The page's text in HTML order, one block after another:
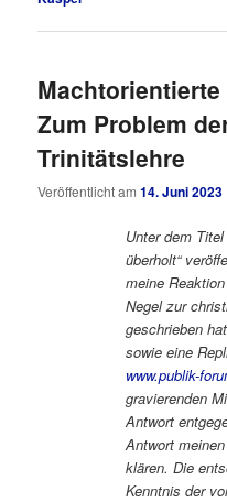
Zum Problem
Trinitätslehre
Veröffentlicht am14. Juni 2023
Unter dem
überholt“
meine
Negel zur
geschrieben
sowie eine
www.publik-
gravierenden
Antwort
Antwort
klären. Die
Kenntnis der